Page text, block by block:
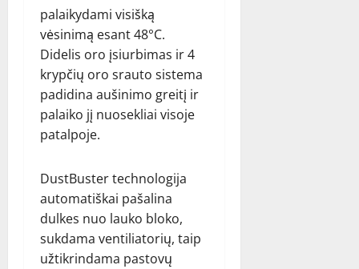
palaikydami visišką
vėsinimą esant 48°C.
Didelis oro įsiurbimas ir 4
krypčių oro srauto sistema
padidina aušinimo greitį ir
palaiko jį nuosekliai visoje
patalpoje.
DustBuster technologija
automatiškai pašalina
dulkes nuo lauko bloko,
sukdama ventiliatorių, taip
užtikrindama pastovų